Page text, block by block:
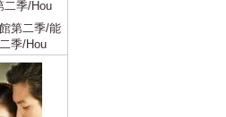
第二季/能
季/Hou